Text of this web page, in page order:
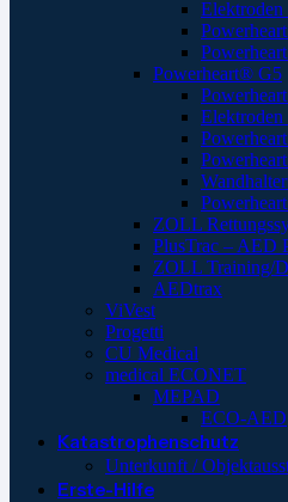
Powerheart® G5
ZOLL
PlusTrac – AED
ZOLL Training/
AEDtrax
ViVest
Progetti
CU Medical
medical ECONET
MEPAD
ECO-AED
Katastrophenschutz
Unterkunft /
Erste-Hilfe